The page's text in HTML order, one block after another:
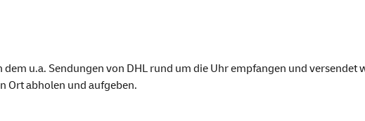
u.a. Sendungen von DHL rund um die Uhr empfangen und versendet
Ort abholen und aufgeben.